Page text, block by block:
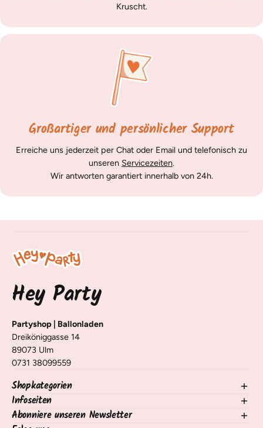
Kruscht.
Großartiger und persönlicher Support
Erreiche uns jederzeit per Chat oder Email und telefonisch zu
unseren Servicezeiten.
Wir antworten garantiert innerhalb von 24h.
Hey Party
Partyshop | Ballonladen
Dreiköniggasse 14
89073 Ulm
0731 38099559
Shopkategorien
NEU im Shop
Ballons
Deko Tisch & Raum
Infoseiten
Kontakt
Abonniere unseren Newsletter